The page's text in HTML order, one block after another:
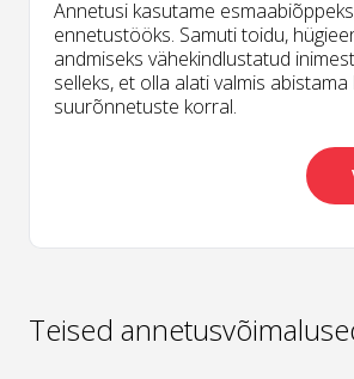
Annetusi kasutame
ennetustööks. Samuti toidu,
andmiseks vähekindlustatud
selleks, et olla alati valmis abistama
suurõnnetuste korral.
Teised